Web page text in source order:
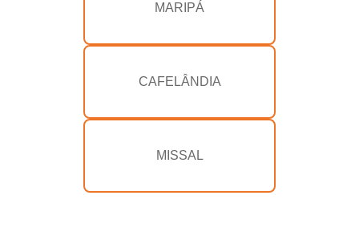
MARIPÁ
CAFELÂNDIA
MISSAL